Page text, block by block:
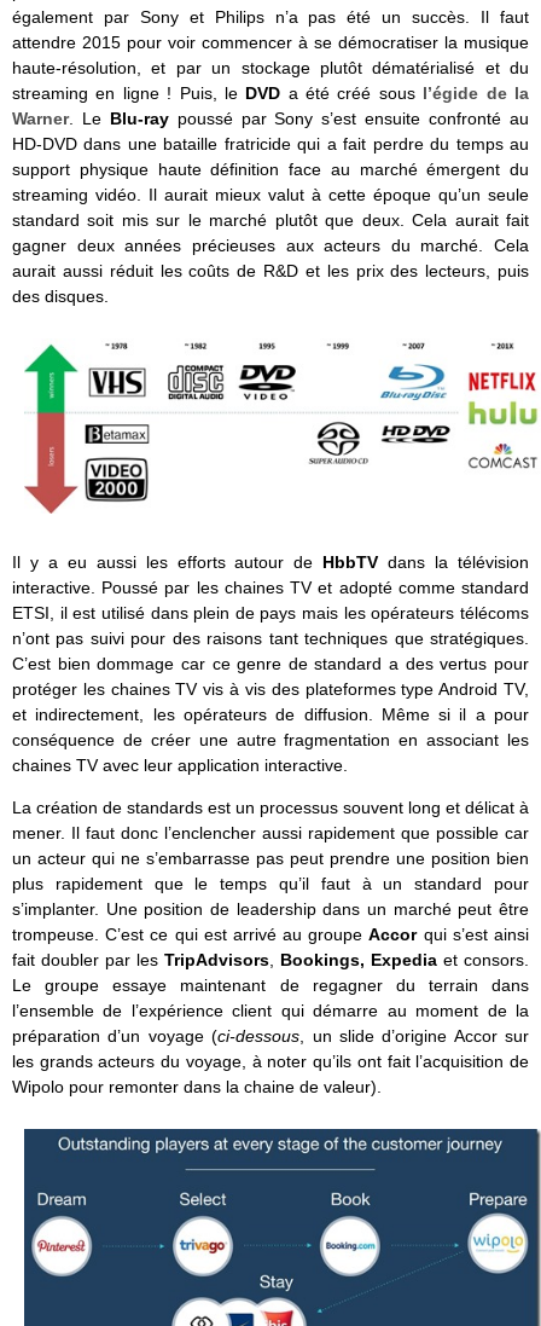
également par Sony et Philips n’a pas été un succès. Il faut
attendre 2015 pour voir commencer à se démocratiser la musique
haute-résolution, et par un stockage plutôt dématérialisé et du
streaming en ligne ! Puis, le DVD a été créé sous l’égide de la
Warner. Le Blu-ray poussé par Sony s’est ensuite confronté au
HD-DVD dans une bataille fratricide qui a fait perdre du temps au
support physique haute définition face au marché émergent du
streaming vidéo. Il aurait mieux valut à cette époque qu’un seule
standard soit mis sur le marché plutôt que deux. Cela aurait fait
gagner deux années précieuses aux acteurs du marché. Cela
aurait aussi réduit les coûts de R&D et les prix des lecteurs, puis
des disques.
Il y a eu aussi les efforts autour de HbbTV dans la télévision
interactive. Poussé par les chaines TV et adopté comme standard
ETSI, il est utilisé dans plein de pays mais les opérateurs télécoms
n’ont pas suivi pour des raisons tant techniques que stratégiques.
C’est bien dommage car ce genre de standard a des vertus pour
protéger les chaines TV vis à vis des plateformes type Android TV,
et indirectement, les opérateurs de diffusion. Même si il a pour
conséquence de créer une autre fragmentation en associant les
chaines TV avec leur application interactive.
La création de standards est un processus souvent long et délicat à
mener. Il faut donc l’enclencher aussi rapidement que possible car
un acteur qui ne s’embarrasse pas peut prendre une position bien
plus rapidement que le temps qu’il faut à un standard pour
s’implanter. Une position de leadership dans un marché peut être
trompeuse. C’est ce qui est arrivé au groupeAccor qui s’est ainsi
fait doubler par les TripAdvisors Bookings, Expedia et consors.
Le groupe essaye maintenant de regagner du terrain dans
l’ensemble de l’expérience client qui démarre au moment de la
préparation d’un voyage (ci-dessous , un slide d’origine Accor sur
les grands acteurs du voyage, à noter qu’ils ont fait l’acquisition de
Wipolo pour remonter dans la chaine de valeur).